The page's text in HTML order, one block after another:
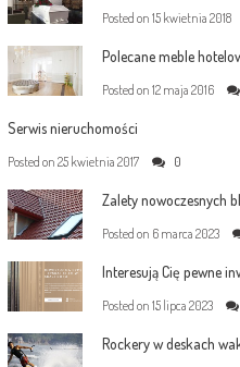
Posted on 15 kwietnia 2018
Polecane meble
Posted on 12 maja 2016
Serwis nieruchomości
Posted on 25 kwietnia 2017 0
Zalety nowoczesnych
Posted on 6 marca 2023
Interesują Cię pewne
Posted on 15 lipca 2023
Rockery w deskach